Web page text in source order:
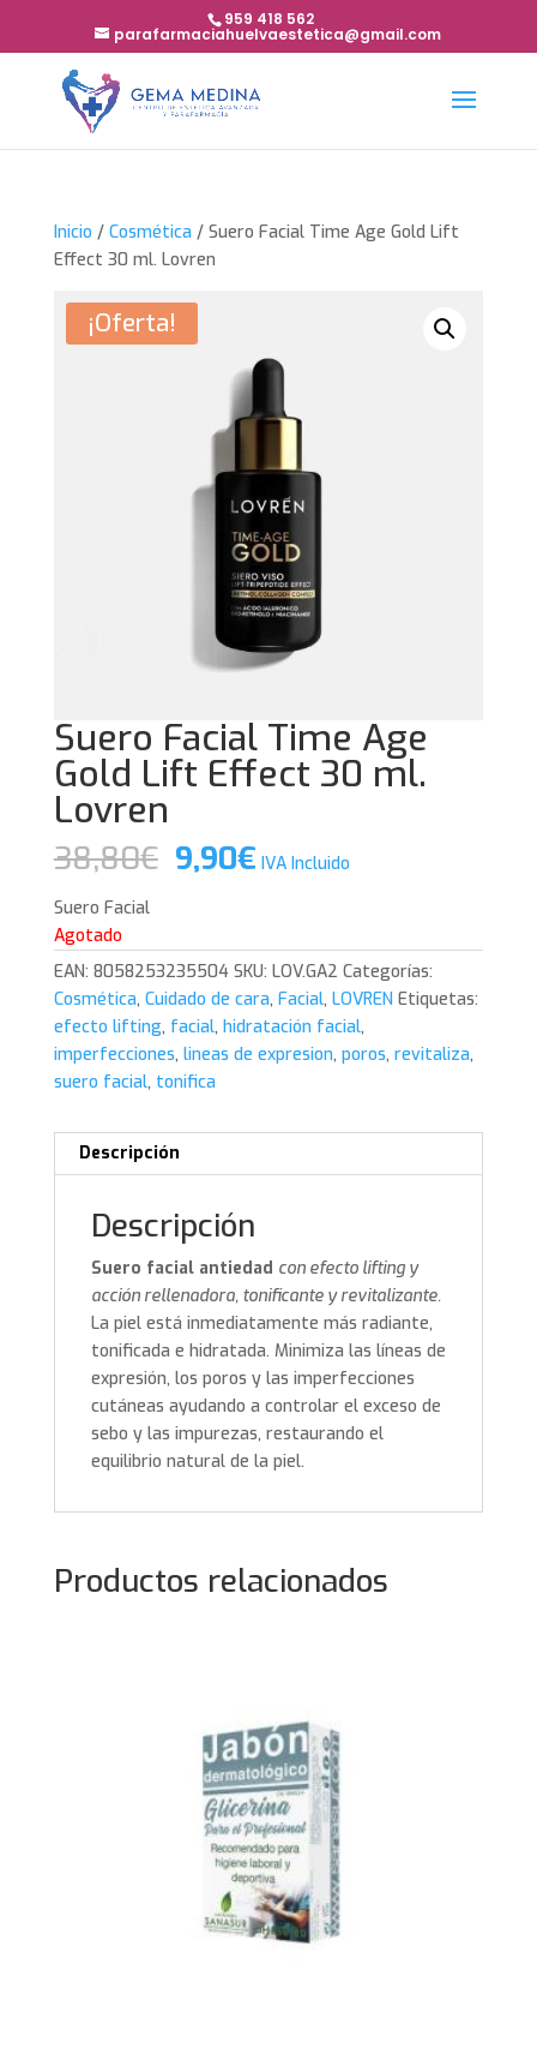
959 418 562
parafarmaciahuelvaestetica@gmail.com
Inicio / Cosmética / Suero Facial Time Age Gold Lift
Effect 30 ml. Lovren
¡Oferta!
Suero Facial Time Age
Gold Lift Effect 30 ml.
Lovren
38,80€ El
precio
era:
38,80€.
9,90€El
es:
9,90€.
IVA Incluido
Suero Facial
Agotado
EAN: 8058253235504 SKU: LOV.GA2 Categorías:
Cosmética, Cuidado de cara, Facial, LOVREN Etiquetas:
efecto lifting, facial, hidratación facial,
imperfecciones, lineas de expresion, poros, revitaliza,
suero facial, tonifica
Descripción
Descripción
Suero facial antiedad con efecto lifting y
acción rellenadora, tonificante y revitalizante.
La piel está inmediatamente más radiante,
tonificada e hidratada. Minimiza las líneas de
expresión, los poros y las imperfecciones
cutáneas ayudando a controlar el exceso de
sebo y las impurezas, restaurando el
equilibrio natural de la piel.
Productos relacionados